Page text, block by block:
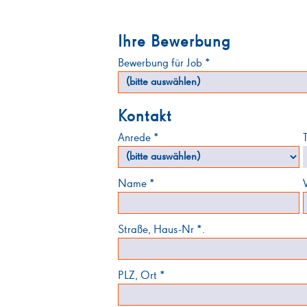
Ihre Bewerbung
Bewerbung für Job *
Kontakt
Anrede *
Name *
Straße, Haus-Nr *.
PLZ, Ort *